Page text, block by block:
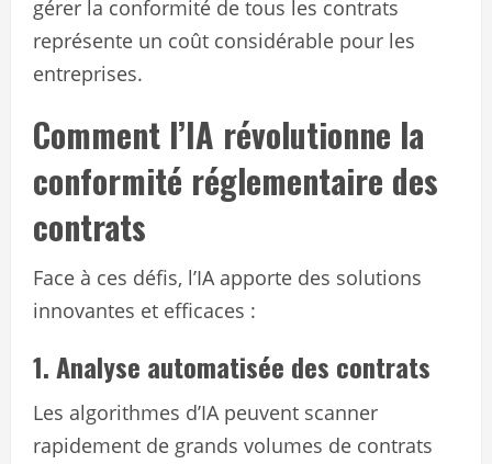
gérer la conformité de tous les contrats
représente un coût considérable pour les
entreprises.
Comment l’IA révolutionne la
conformité réglementaire des
contrats
Face à ces défis, l’IA apporte des solutions
innovantes et efficaces :
1. Analyse automatisée des contrats
Les algorithmes d’IA peuvent scanner
rapidement de grands volumes de contrats